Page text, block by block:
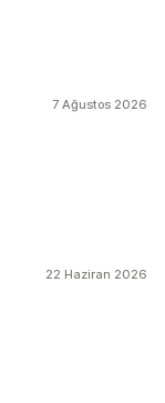
7 Ağustos 2026
22 Haziran 2026